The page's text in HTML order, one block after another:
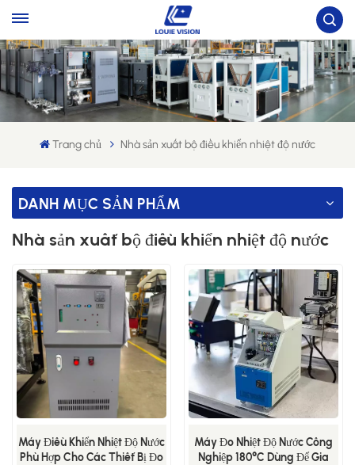
Trang chủ Nhà sản xuất bộ điều khiển nhiệt độ nước
DANH MỤC SẢN PHẨM
Nhà sản xuất bộ điều khiển nhiệt độ nước
Máy Điều Khiển Nhiệt Độ Nước
Phù Hợp Cho Các Thiết Bị Đo
Máy Đo Nhiệt Độ Nước Công
Nghiệp 180°C Dùng Để Gia